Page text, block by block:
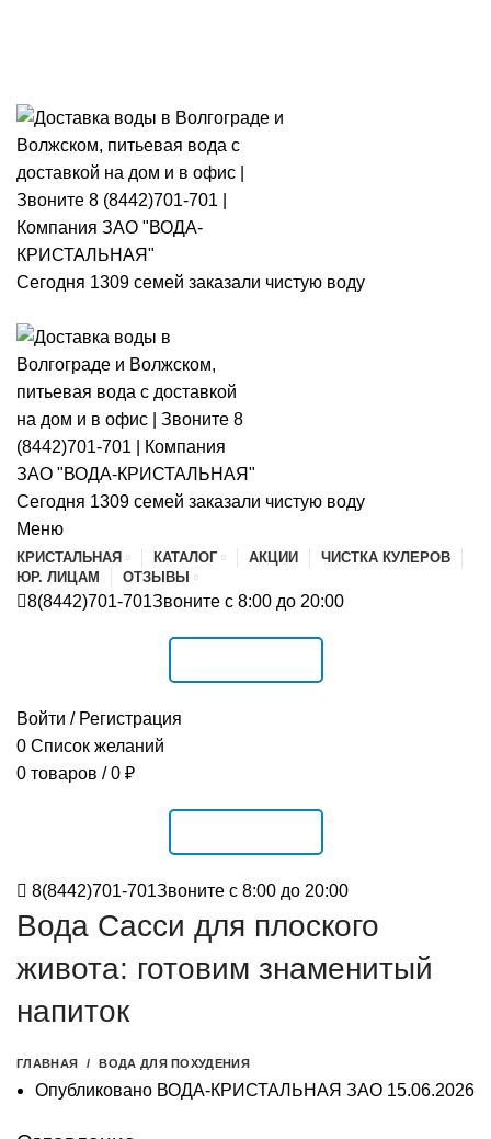
Сегодня 1309 семей заказали чистую воду
Сегодня 1309 семей заказали чистую воду
Меню
КРИСТАЛЬНАЯ КАТАЛОГ АКЦИИ
ЧИСТКА КУЛЕРОВ
ЮР. ЛИЦАМ
ОТЗЫВЫ
8(8442)701-701Звоните с 8:00 до 20:00
Войти / Регистрация
0 Список желаний
0 товаров / 0 ₽
8(8442)701-701Звоните с 8:00 до 20:00
Вода Сасси для плоского
живота: готовим знаменитый
напиток
ГЛАВНАЯ ВОДА ДЛЯ ПОХУДЕНИЯ
Опубликовано ВОДА-КРИСТАЛЬНАЯ ЗАО 15.06.2026